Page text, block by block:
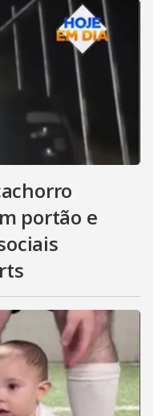
portão e